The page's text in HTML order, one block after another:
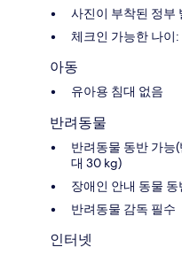
사진이 부착된 정부
체크인 가능한 나이:
아동
유아용 침대 없음
반려동물
반려동물 동반 가능
대 30 kg)
장애인 안내 동물 동
반려동물 감독 필수
인터넷